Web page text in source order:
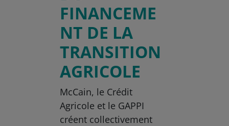
FINANCEME
NT DE LA
TRANSITION
AGRICOLE
McCain, le Crédit
Agricole et le GAPPI
créent collectivement